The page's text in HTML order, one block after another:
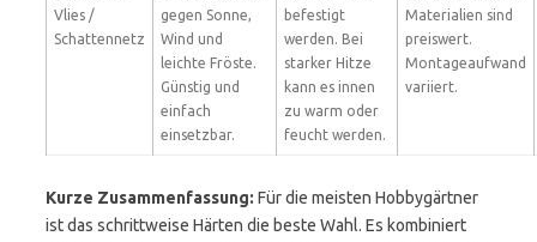
Vlies /
Schattennetz
gegen Sonne,
Wind und
leichte Fröste.
Günstig und
einfach
einsetzbar.
befestigt
werden. Bei
starker Hitze
kann es innen
zu warm oder
feucht werden.
Materialien sind
preiswert.
Montageaufwand
variiert.
Kurze Zusammenfassung: Für die meisten Hobbygärtner
ist das schrittweise Härten die beste Wahl. Es kombiniert